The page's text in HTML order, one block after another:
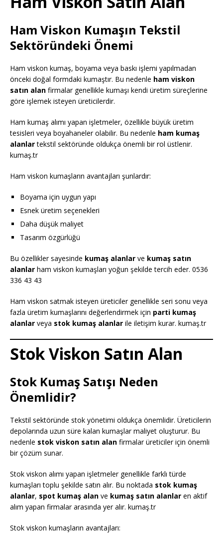
Ham Viskon Kumaşın Tekstil
Sektöründeki Önemi
Ham viskon kumaş, boyama veya baskı işlemi yapılmadan
önceki doğal formdaki kumaştır. Bu nedenle ham viskon
satın alan firmalar genellikle kumaşı kendi üretim süreçlerine
göre işlemek isteyen üreticilerdir.
Ham kumaş alımı yapan işletmeler, özellikle büyük üretim
tesisleri veya boyahaneler olabilir. Bu nedenle ham kumaş
alanlartekstil sektöründe oldukça önemli bir rol üstlenir.
kumaş.tr
Ham viskon kumaşların avantajları şunlardır:
Boyama için uygun yapı
Esnek üretim seçenekleri
Daha düşük maliyet
Tasarım özgürlüğü
Bu özellikler sayesinde kumaş alanlar ve kumaş satın
alanlar ham viskon kumaşları yoğun şekilde tercih eder. 0536
336 43 43
Ham viskon satmak isteyen üreticiler genellikle seri sonu veya
fazla üretim kumaşlarını değerlendirmek için parti kumaş
alanlar veya stok kumaş alanlar ile iletişim kurar. kumaş.tr
Stok Viskon Satın Alan
Stok Kumaş Satışı Neden
Önemlidir?
Tekstil sektöründe stok yönetimi oldukça önemlidir. Üreticilerin
depolarında uzun süre kalan kumaşlar maliyet oluşturur. Bu
nedenle stok viskon satın alan firmalar üreticiler için önemli
bir çözüm sunar.
Stok viskon alımı yapan işletmeler genellikle farklı türde
kumaşları toplu şekilde satın alır. Bu noktada stok kumaş
alanlar, spot kumaş alan ve kumaş satın alanlar en aktif
alım yapan firmalar arasında yer alır. kumaş.tr
Stok viskon kumaşların avantajları: